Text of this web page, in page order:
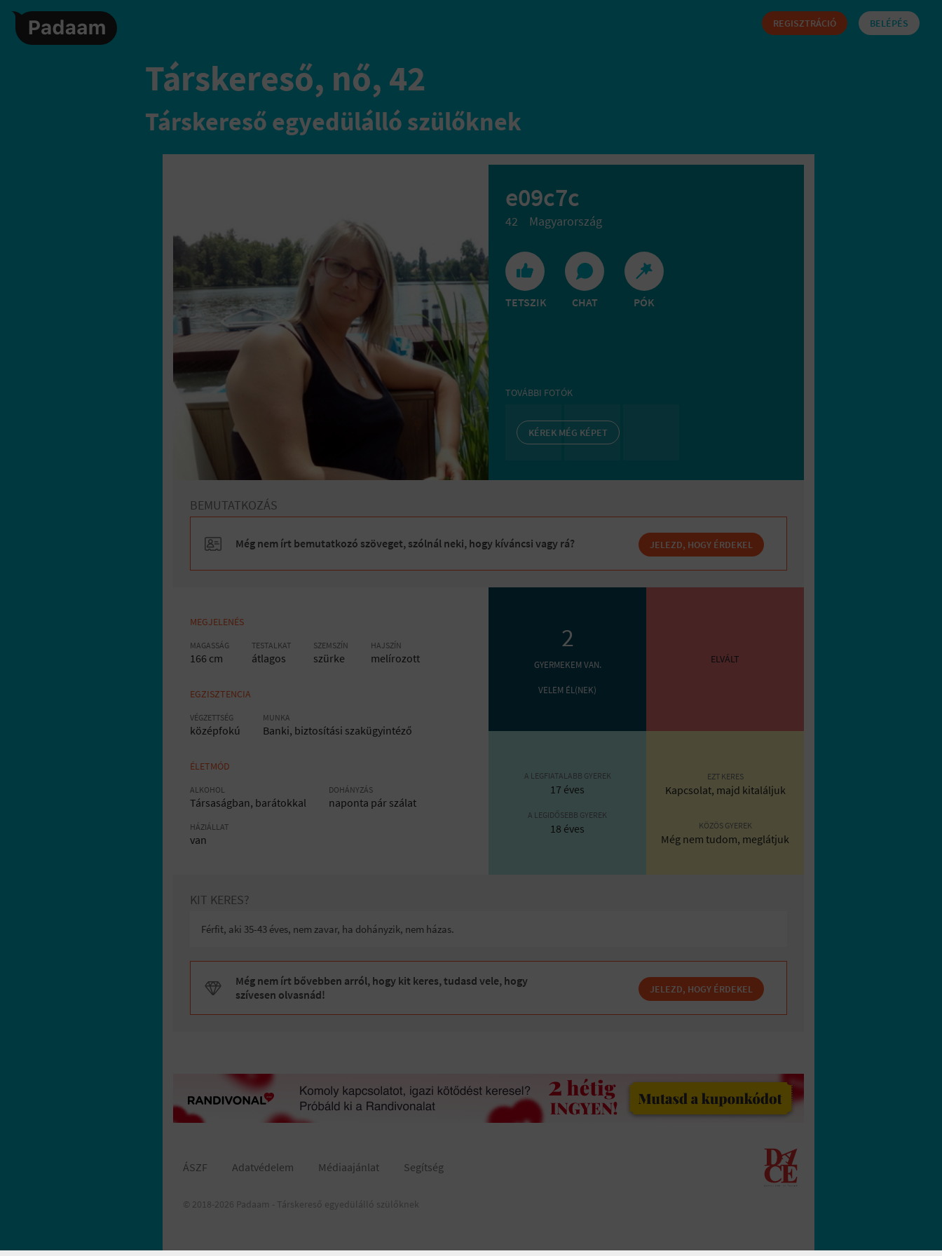
BELÉPÉS
REGISZTRÁCIÓ
Társkereső, nő, 42
Társkereső egyedülálló szülőknek
e09c7c
42 Magyarország
TETSZIK CHAT PÓK
TOVÁBBI FOTÓK
KÉREK MÉG KÉPET
BEMUTATKOZÁS
Még nem írt bemutatkozó szöveget, szólnál neki, hogy kíváncsi vagy rá? JELEZD, HOGY ÉRDEKEL
MEGJELENÉS
MAGASSÁG
166 cm
TESTALKAT
átlagos
SZEMSZÍN
szürke
HAJSZÍN
melírozott
EGZISZTENCIA
VÉGZETTSÉG
középfokú
MUNKA
Banki, biztosítási szakügyintéző
ÉLETMÓD
ALKOHOL
Társaságban, barátokkal
DOHÁNYZÁS
naponta pár szálat
HÁZIÁLLAT
van
2
GYERMEKEM VAN.
VELEM ÉL(NEK)
A LEGFIATALABB GYEREK
17 éves
A LEGIDŐSEBB GYEREK
18 éves
ELVÁLT
EZT KERES
Kapcsolat, majd kitaláljuk
KÖZÖS GYEREK
Még nem tudom, meglátjuk
KIT KERES?
Férfit, aki 35-43 éves, nem zavar, ha dohányzik, nem házas.
Még nem írt bővebben arról, hogy kit keres, tudasd vele, hogy
szívesen olvasnád!
JELEZD, HOGY ÉRDEKEL
ÁSZF Adatvédelem Médiaajánlat Segítség
© 2018-2026 Padaam - Társkereső egyedülálló szülőknek